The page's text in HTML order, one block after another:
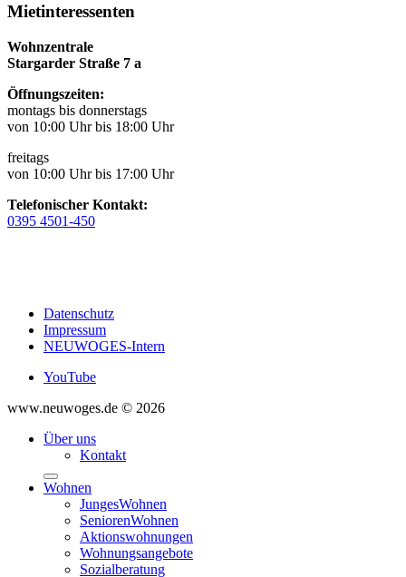
Mietinteressenten
Wohnzentrale
Stargarder Straße 7 a
Öffnungszeiten:
montags bis donnerstags
von 10:00 Uhr bis 18:00 Uhr
freitags
von 10:00 Uhr bis 17:00 Uhr
Telefonischer Kontakt:
0395 4501-450
Datenschutz
Impressum
NEUWOGES-Intern
YouTube
www.neuwoges.de © 2026
Über uns
Kontakt
Wohnen
JungesWohnen
SeniorenWohnen
Aktionswohnungen
Wohnungsangebote
Sozialberatung